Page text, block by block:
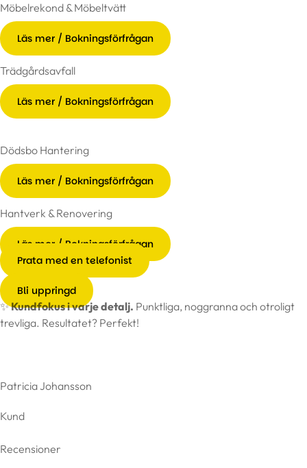
Möbelrekond & Möbeltvätt
Läs mer / Bokningsförfrågan
Trädgårdsavfall
Läs mer / Bokningsförfrågan
Dödsbo Hantering
Läs mer / Bokningsförfrågan
Hantverk & Renovering
Läs mer / Bokningsförfrågan
Prata med en telefonist
Bli uppringd
✨Kundfokus i varje detalj. Punktliga, noggranna och otroligt
trevliga. Resultatet? Perfekt!
Patricia Johansson
Kund
Recensioner